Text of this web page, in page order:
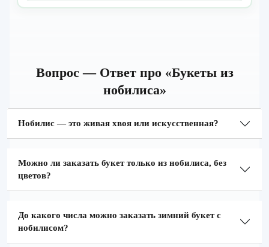
Вопрос — Ответ про «Букеты из
нобилиса»
Нобилис — это живая хвоя или искусственная?
Можно ли заказать букет только из нобилиса, без
цветов?
До какого числа можно заказать зимний букет с
нобилисом?